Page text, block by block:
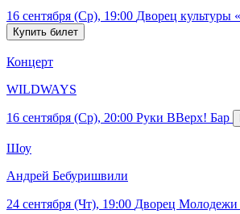
16 сентября (Ср), 19:00 Дворец культуры
Концерт
WILDWAYS
16 сентября (Ср), 20:00 Руки ВВерх! Бар
Шоу
Андрей Бебуришвили
24 сентября (Чт), 19:00 Дворец Молодежи